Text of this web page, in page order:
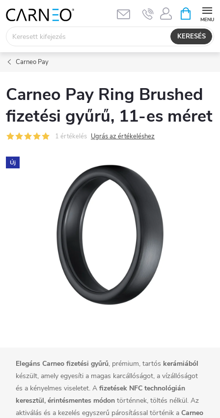
tartalomhoz
KERESÉS
KOSÁR
Carneo Pay
Carneo Pay Ring Brushed
fizetési gyűrű, 11-es méret
1 értékelés Ugrás az értékeléshez
Új
Elegáns Carneo fizetési gyűrű, prémium, tartós kerámiából
készült, amely egyesíti a magas karcállóságot, a vízállóságot
és a kényelmes viseletet. A fizetések NFC technológián
keresztül, érintésmentes módon történnek, töltés nélkül. Az
aktiválás és a kezelés egyszerű párosítással történik a Carneo